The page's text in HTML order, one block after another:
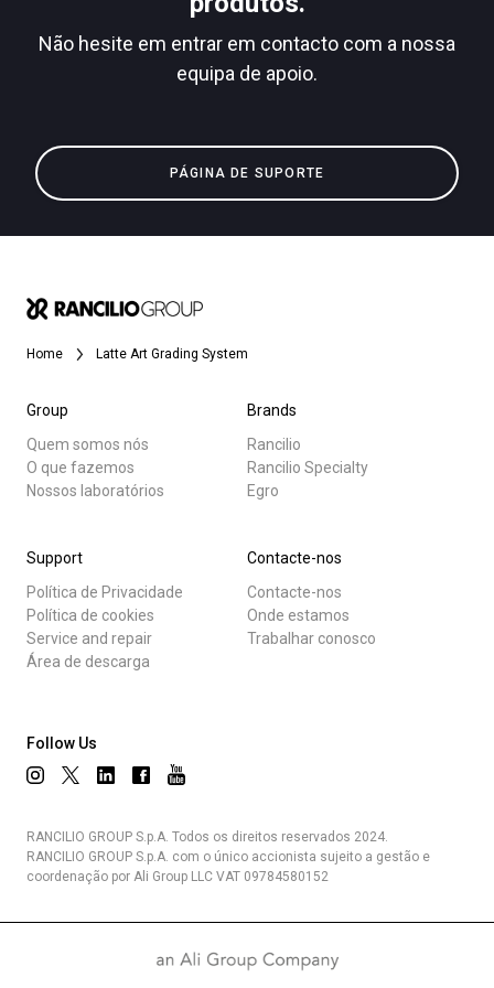
Não hesite em entrar em contacto com a nossa
equipa de apoio.
PÁGINA DE SUPORTE
Home Latte Art Grading System
Group
Quem somos nós
O que fazemos
Nossos laboratórios
Brands
Rancilio
Rancilio Specialty
Egro
Support
Política de Privacidade
Política de cookies
Service and repair
Área de descarga
Contacte-nos
Contacte-nos
Onde estamos
Trabalhar conosco
Follow Us
RANCILIO GROUP S.p.A. Todos os direitos reservados 2024.
RANCILIO GROUP S.p.A. com o único accionista sujeito a gestão e
coordenação por Ali Group LLC VAT 09784580152
Produtos
Descarregar